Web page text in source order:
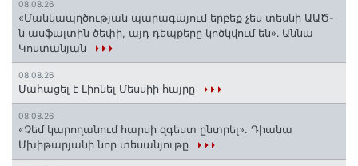
08.08.26
«Մանկապղծության պարագայում երբեք չես տեսնի ԱԱԾ-
ն ասֆալտին ծեփի, այդ դեպքերը կոծկվում են»․ Աննա
Կոստանյան
08.08.26
Մահացել է Լիոնել Մեսսիի հայրը
08.08.26
«Չեմ կարողանում հարսի զգեստ ընտրել». Դիանա
Մխիթարյանի նոր տեսանյութը